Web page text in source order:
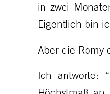
in zwei
Eigentlich bin
Aber die Romy
Ich antworte: